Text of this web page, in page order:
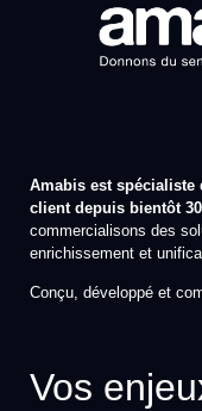
Amabis est spécialiste
client depuis bientôt
commercialisons des
enrichissement et
Conçu, développé et
Vos